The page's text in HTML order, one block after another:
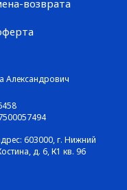
возврата
Александрович
603000, г. Нижний
д. 6, К1 кв. 96